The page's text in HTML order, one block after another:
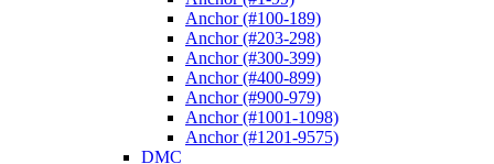
Anchor (#100-189)
Anchor (#203-298)
Anchor (#300-399)
Anchor (#400-899)
Anchor (#900-979)
Anchor (#1001-1098)
Anchor (#1201-9575)
DMC